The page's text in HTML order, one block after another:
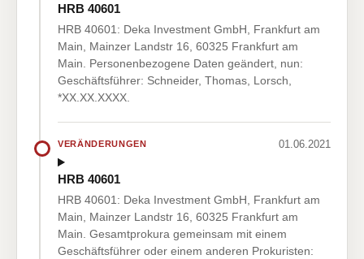
HRB 40601
HRB 40601: Deka Investment GmbH, Frankfurt am
Main, Mainzer Landstr 16, 60325 Frankfurt am
Main. Personenbezogene Daten geändert, nun:
Geschäftsführer: Schneider, Thomas, Lorsch,
*XX.XX.XXXX.
VERÄNDERUNGEN 01.06.2021
HRB 40601
HRB 40601: Deka Investment GmbH, Frankfurt am
Main, Mainzer Landstr 16, 60325 Frankfurt am
Main. Gesamtprokura gemeinsam mit einem
Geschäftsführer oder einem anderen Prokuristen: